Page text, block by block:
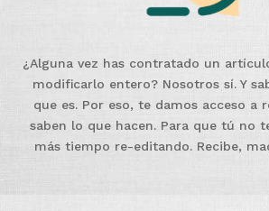
¿Alguna vez has contratado un
modificarlo entero? Nosotros sí. Y
que es. Por eso, te damos acceso a
saben lo que hacen. Para que tú no
más tiempo re-editando. Recibe,